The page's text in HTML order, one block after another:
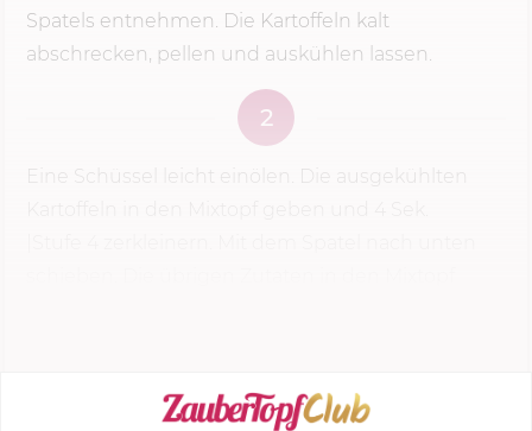
Spatels entnehmen. Die Kartoffeln kalt
abschrecken, pellen und auskühlen lassen.
2
Eine Schüssel leicht einölen. Die ausgekühlten
KOCHMODUS STARTEN